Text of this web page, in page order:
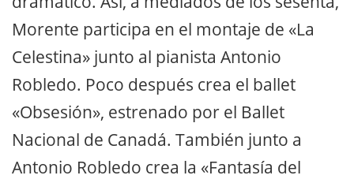
Morente participa en el montaje de «La
Celestina» junto al pianista Antonio
Robledo. Poco después crea el ballet
«Obsesión», estrenado por el Ballet
Nacional de Canadá. También junto a
Antonio Robledo crea la «Fantasía del